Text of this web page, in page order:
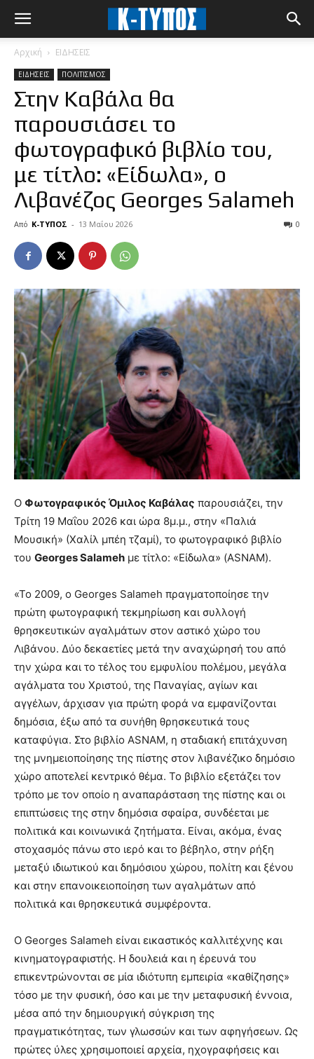
Αρχική ΕΙΔΗΣΕΙΣ
ΕΙΔΗΣΕΙΣ ΠΟΛΙΤΙΣΜΟΣ
Στην Καβάλα θα
παρουσιάσει το
φωτογραφικό βιβλίο του,
με τίτλο: «Είδωλα», ο
Λιβανέζος Georges Salameh
Από Κ-ΤΥΠΟΣ - 13 Μαΐου 2026 0
Ο Φωτογραφικός Όμιλος Καβάλας παρουσιάζει, την
Τρίτη 19 Μαΐου 2026 και ώρα 8μ.μ., στην «Παλιά
Μουσική» (Χαλίλ μπέη τζαμί), το φωτογραφικό βιβλίο
του Georges Salameh με τίτλο: «Είδωλα» (ASNAM).
«Το 2009, ο Georges Salameh πραγματοποίησε την
πρώτη φωτογραφική τεκμηρίωση και συλλογή
θρησκευτικών αγαλμάτων στον αστικό χώρο του
Λιβάνου. Δύο δεκαετίες μετά την αναχώρησή του από
την χώρα και το τέλος του εμφυλίου πολέμου, μεγάλα
αγάλματα του Χριστού, της Παναγίας, αγίων και
αγγέλων, άρχισαν για πρώτη φορά να εμφανίζονται
δημόσια, έξω από τα συνήθη θρησκευτικά τους
καταφύγια. Στο βιβλίο ASNAM, η σταδιακή επιτάχυνση
της μνημειοποίησης της πίστης στον λιβανέζικο δημόσιο
χώρο αποτελεί κεντρικό θέμα. Το βιβλίο εξετάζει τον
τρόπο με τον οποίο η αναπαράσταση της πίστης και οι
επιπτώσεις της στην δημόσια σφαίρα, συνδέεται με
πολιτικά και κοινωνικά ζητήματα. Είναι, ακόμα, ένας
στοχασμός πάνω στο ιερό και το βέβηλο, στην ρήξη
μεταξύ ιδιωτικού και δημόσιου χώρου, πολίτη και ξένου
και στην επανοικειοποίηση των αγαλμάτων από
πολιτικά και θρησκευτικά συμφέροντα.
Ο Georges Salameh είναι εικαστικός καλλιτέχνης και
κινηματογραφιστής. Η δουλειά και η έρευνά του
επικεντρώνονται σε μία ιδιότυπη εμπειρία «καθίζησης»
τόσο με την φυσική, όσο και με την μεταφυσική έννοια,
μέσα από την δημιουργική σύγκριση της
πραγματικότητας, των γλωσσών και των αφηγήσεων. Ως
πρώτες ύλες χρησιμοποιεί αρχεία, ηχογραφήσεις και